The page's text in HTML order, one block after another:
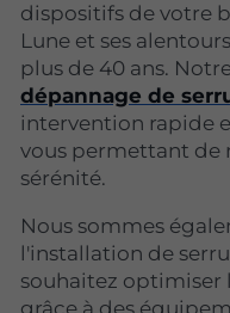
dispositifs de votre
Lune et ses
plus de 40 ans.
dépannage de
intervention rapide
vous permettant de
sérénité.
Nous sommes
l'installation de
souhaitez optimiser